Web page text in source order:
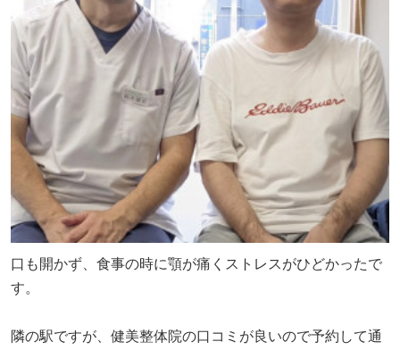
口も開かず、食事の時に顎が痛くストレスがひどかったで
す。
隣の駅ですが、健美整体院の口コミが良いので予約して通